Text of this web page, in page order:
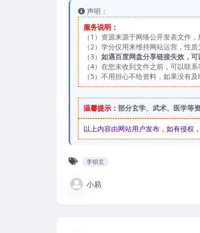
声明：
服务说明：
（1）资源来源于网络公开发表文件
（2）学分仅用来维持网站运营，性
（3） 如遇百度网盘分享链接失效，
（4）在您未收到文件之前，可以联
（5）不用担心不给资料，如果没有
温馨提示： 部分玄学、武术、医学等
以上内容由网站用户发布，如有侵权
李钥玄
小易